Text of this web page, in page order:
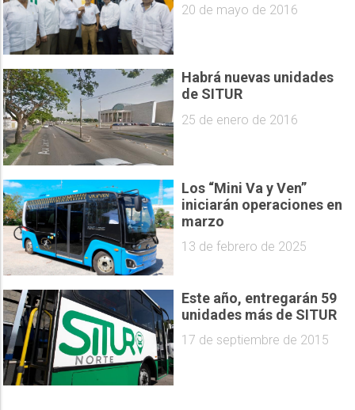
20 de mayo de 2016
Habrá nuevas unidades
de SITUR
25 de enero de 2016
Los “Mini Va y Ven”
iniciarán operaciones en
marzo
13 de febrero de 2025
Este año, entregarán 59
unidades más de SITUR
17 de septiembre de 2015